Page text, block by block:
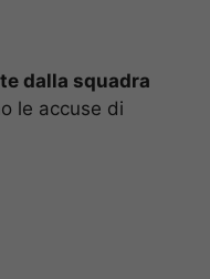
dalla squadra
le accuse di